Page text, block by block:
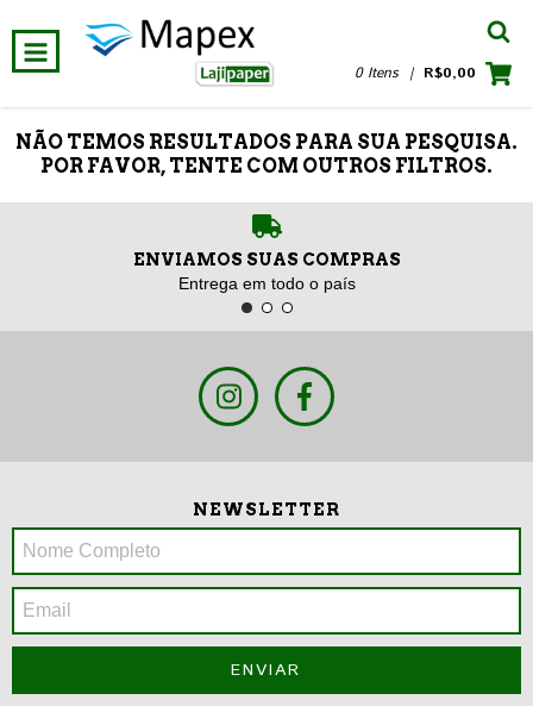
0 Itens | R$0,00
NÃO TEMOS RESULTADOS PARA SUA PESQUISA.
POR FAVOR, TENTE COM OUTROS FILTROS.
ENVIAMOS SUAS COMPRAS
Entrega em todo o país
NEWSLETTER